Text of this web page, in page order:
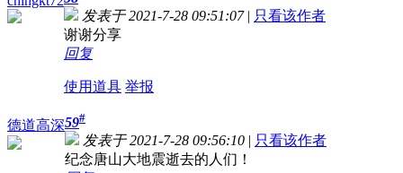
发表于 2021-7-28 09:51:07 | 只看该作者
谢谢分享
回复
使用道具 举报
德道高深59#
发表于 2021-7-28 09:56:10 | 只看该作者
纪念唐山大地震逝去的人们！